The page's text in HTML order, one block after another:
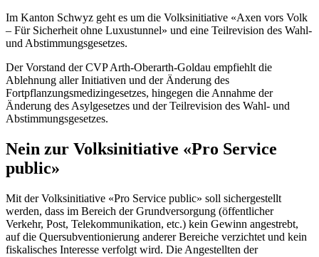
Im Kanton Schwyz geht es um die Volksinitiative «Axen vors Volk
– Für Sicherheit ohne Luxustunnel» und eine Teilrevision des Wahl-
und Abstimmungsgesetzes.
Der Vorstand der CVP Arth-Oberarth-Goldau empfiehlt die
Ablehnung aller Initiativen und der Änderung des
Fortpflanzungsmedizingesetzes, hingegen die Annahme der
Änderung des Asylgesetzes und der Teilrevision des Wahl- und
Abstimmungsgesetzes.
Nein zur Volksinitiative «Pro Service
public»
Mit der Volksinitiative «Pro Service public» soll sichergestellt
werden, dass im Bereich der Grundversorgung (öffentlicher
Verkehr, Post, Telekommunikation, etc.) kein Gewinn angestrebt,
auf die Quersubventionierung anderer Bereiche verzichtet und kein
fiskalisches Interesse verfolgt wird. Die Angestellten der